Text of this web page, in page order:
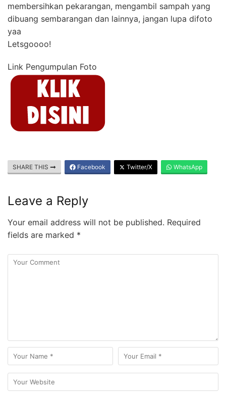
membersihkan pekarangan, mengambil sampah yang
dibuang sembarangan dan lainnya, jangan lupa difoto
yaa
Letsgoooo!
Link Pengumpulan Foto
SHARE THIS Facebook Twitter/X WhatsApp
Leave a Reply
Your email address will not be published. Required
fields are marked *